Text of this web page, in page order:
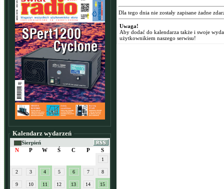
Kalendarz wydarzeń
Sierpień
N
P W Ś C P S
1
2 3 4 5 6 7 8
9 10 11 12 13 14 15
Dla tego dnia nie zostały zapisane żadne
Uwaga!
Aby dodać do kalendarza także i swoje
użytkownikiem naszego serwisu!